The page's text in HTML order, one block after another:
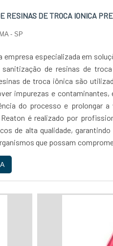
de confiança,
para seus clientes. Se você
RESINAS DE TROCA IONICA
- SP
empresa especializada em
de resinas de
de troca iônica são
impurezas e
do processo e prolongar
é realizado por
de alta qualidade,
que possam
utiliza equipamentos modernos
e a segurança dos seus
escolher a Reaton para
pode ter a certeza de que está
altamente capacitados e
para cada
ou residência. Escolha a